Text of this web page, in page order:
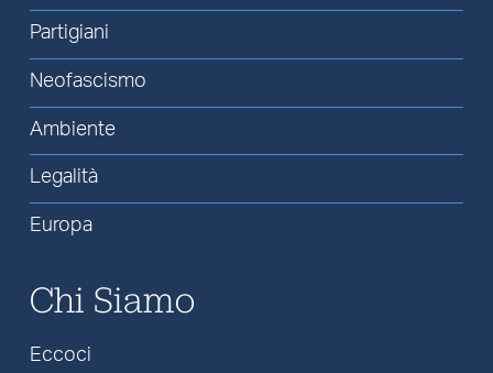
Partigiani
Neofascismo
Ambiente
Legalità
Europa
Chi Siamo
Eccoci